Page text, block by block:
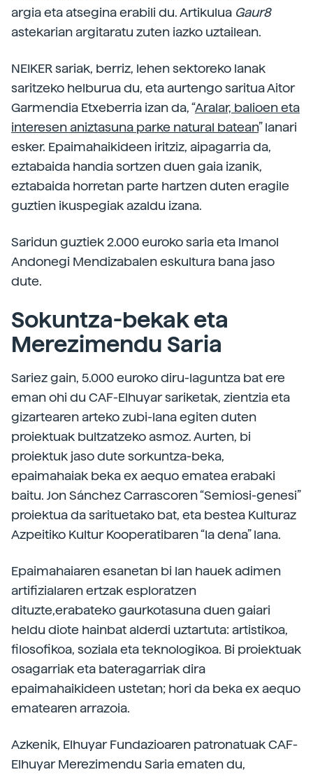
argia eta atsegina erabili du. Artikulua Gaur8
astekarian argitaratu zuten iazko uztailean.
NEIKER sariak, berriz, lehen sektoreko lanak
saritzeko helburua du, eta aurtengo saritua Aitor
Garmendia Etxeberria izan da, “Aralar, balioen eta
interesen aniztasuna parke natural batean” lanari
esker. Epaimahaikideen iritziz, aipagarria da,
eztabaida handia sortzen duen gaia izanik,
eztabaida horretan parte hartzen duten eragile
guztien ikuspegiak azaldu izana.
Saridun guztiek 2.000 euroko saria eta Imanol
Andonegi Mendizabalen eskultura bana jaso
dute.
Sokuntza-bekak eta
Merezimendu Saria
Sariez gain, 5.000 euroko diru-laguntza bat ere
eman ohi du CAF-Elhuyar sariketak, zientzia eta
gizartearen arteko zubi-lana egiten duten
proiektuak bultzatzeko asmoz. Aurten, bi
proiektuk jaso dute sorkuntza-beka,
epaimahaiak beka ex aequo ematea erabaki
baitu. Jon Sánchez Carrascoren “Semiosi-genesi”
proiektua da sarituetako bat, eta bestea Kulturaz
Azpeitiko Kultur Kooperatibaren “Ia dena” lana.
Epaimahaiaren esanetan bi lan hauek adimen
artifizialaren ertzak esploratzen
dituzte,erabateko gaurkotasuna duen gaiari
heldu diote hainbat alderdi uztartuta: artistikoa,
filosofikoa, soziala eta teknologikoa. Bi proiektuak
osagarriak eta bateragarriak dira
epaimahaikideen ustetan; hori da beka ex aequo
ematearen arrazoia.
Azkenik, Elhuyar Fundazioaren patronatuak CAF-
Elhuyar Merezimendu Saria ematen du,